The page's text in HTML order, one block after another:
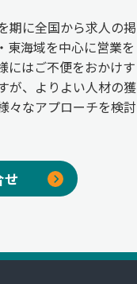
期に全国から求人の掲
東海域を中心に営業を
にはご不便をおかけす
が、よりよい人材の獲
々なアプローチを検討
せ